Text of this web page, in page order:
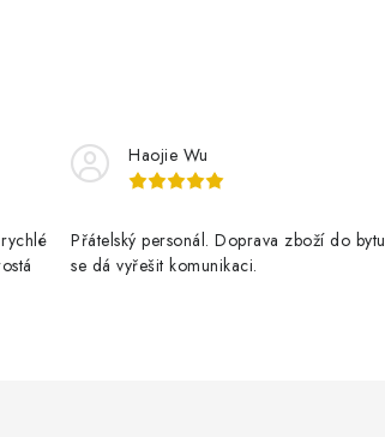
Haojie Wu
Přátelský personál. Doprava zboží do bytu
se dá vyřešit komunikaci.